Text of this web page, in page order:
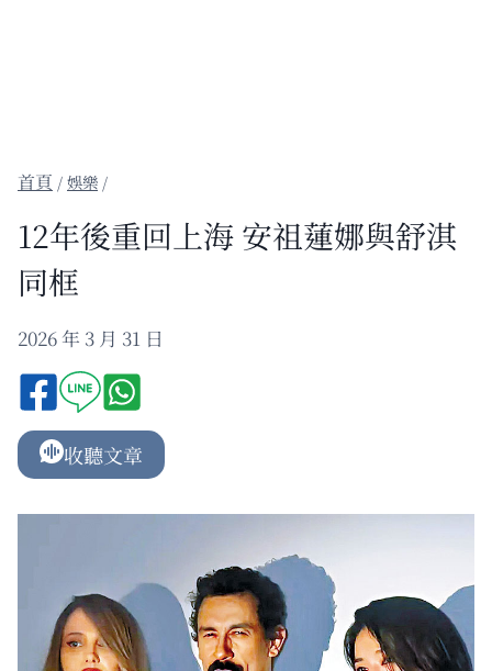
/娛樂 /
12年後重回上海 安祖蓮娜與舒淇
同框
2026 年 3 月 31 日
收聽文章